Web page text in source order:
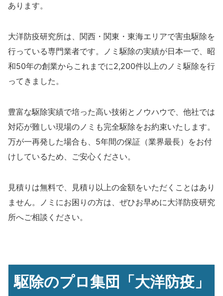
あります。
大洋防疫研究所は、関西・関東・東海エリアで害虫駆除を
行っている専門業者です。ノミ駆除の実績が日本一で、昭
和50年の創業からこれまでに2,200件以上のノミ駆除を行
ってきました。
豊富な駆除実績で培った高い技術とノウハウで、他社では
対応が難しい現場のノミも完全駆除をお約束いたします。
万が一再発した場合も、5年間の保証（業界最長）をお付
けしているため、ご安心ください。
見積りは無料で、見積り以上の金額をいただくことはあり
ません。ノミにお困りの方は、ぜひお早めに大洋防疫研究
所へご相談ください。
駆除のプロ集団「大洋防疫」